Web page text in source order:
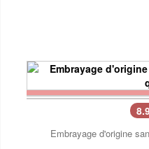
Embrayage d'origine